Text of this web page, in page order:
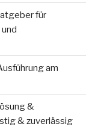
für
am
&
& zuverlässig